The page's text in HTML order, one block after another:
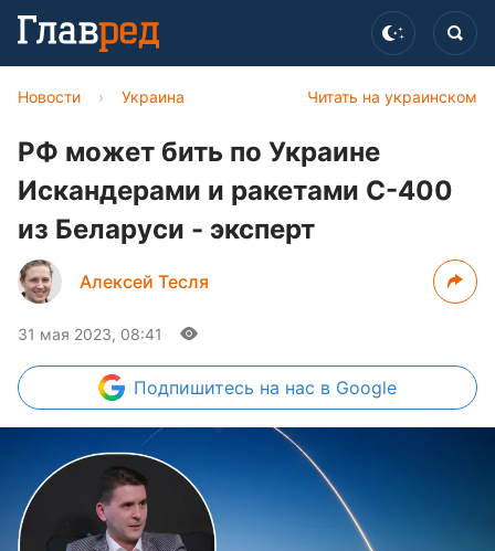
Читать на украинском
Новости › Украина
РФ может бить по Украине
Искандерами и ракетами С-400
из Беларуси - эксперт
Алексей Тесля
31 мая 2023, 08:41
Подпишитесь на нас в Google